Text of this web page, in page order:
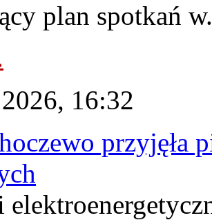
plan spotkań
16:32
przyjęła